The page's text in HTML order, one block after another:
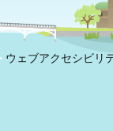
ウェブアクセシビリ